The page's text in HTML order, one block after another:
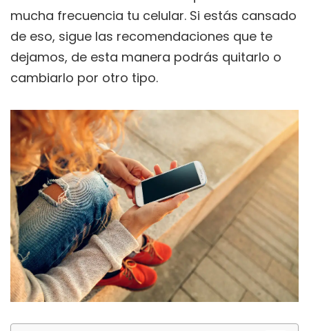
mucha frecuencia tu celular. Si estás cansado
de eso, sigue las recomendaciones que te
dejamos, de esta manera podrás quitarlo o
cambiarlo por otro tipo.